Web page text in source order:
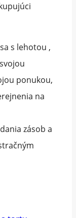
s lehotou ,
ponukou,
na
zásob a